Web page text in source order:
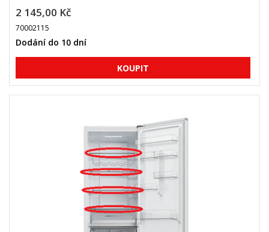
2 145,00 Kč
70002115
Dodání do 10 dní